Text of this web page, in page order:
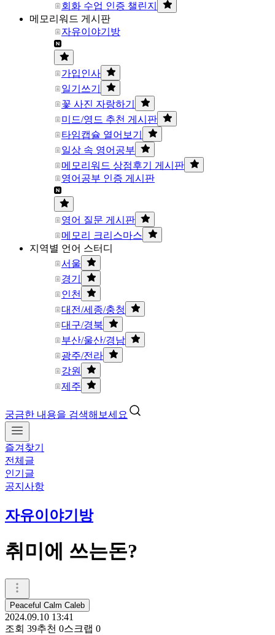
회화 수업 인증 챌린지
메모리워드 게시판
자유이야기방
가입인사
일기쓰기
꽃 사진 자랑하기
미드/영드 추천 게시판
타임캡슐 열어보기
일상 속 영어공부
메모리워드 상점후기 게시판
영어공부 인증 게시판
영어 질문 게시판
메모리 크리스마스
지역별 언어 스터디
서울
경기
인천
대전/세종/충청
대구/경북
부산/울산/경남
광주/전라
강원
제주
궁금한 내용을 검색해보세요
즐겨찾기
전체글
인기글
공지사항
자유이야기방
취미에 쓰는돈?
Peaceful Calm Caleb
2024.09.10 13:41
조회 39추천 0스크랩 0